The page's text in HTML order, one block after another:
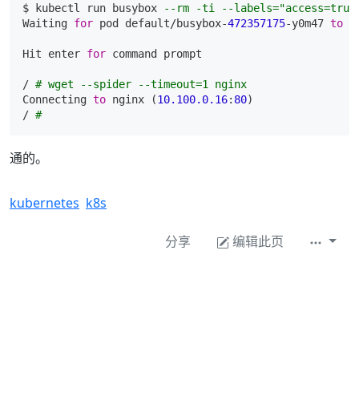
$ kubectl run busybox
--rm -ti --
Waiting for pod default/busybox-472357175-y0m47 to
Hit enter for command prompt
/ # wget --spider --timeout=1 nginx
Connecting to nginx (10.100.0.16: 80)
/ #
通的。
kubernetes k8s
分享 编辑此页